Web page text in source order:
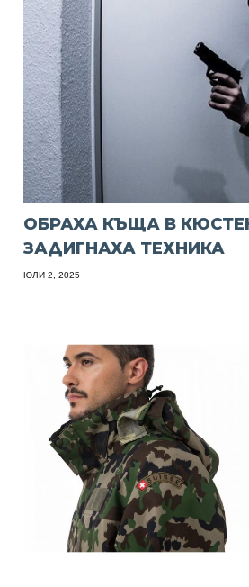
ОБРАХА КЪЩА В
ЗАДИГНАХА ТЕХНИКА
ЮЛИ 2, 2025